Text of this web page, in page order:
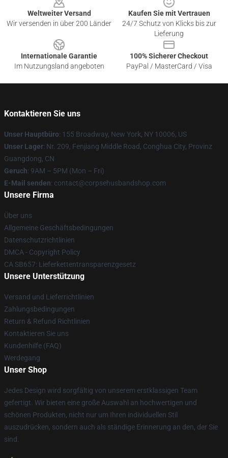
Weltweiter Versand
Wir versenden in über 200 Länder
Kaufen Sie mit Vertrauen
24/7 Schutz von Klicks bis zur
Lieferung
Internationale Garantie
Im Nutzungsland angeboten
100% Sicherer Checkout
PayPal / MasterCard / Visa
Kontaktieren Sie uns
Unser Hauptbüro: 155 Broadway, New York, NY 10006, US
Unser Lager: Nr. 209, Fenjiang Middle Road, Conghua City, Provinz
Guangdong, CN
Geruch: 9AM – 5PM (Mon – Fri)
E-Mail senden: contact@corpsehusbandshop.com
Unsere Firma
Über uns
Allgemeine Geschäftsbedingungen
Datenschutzrichtlinien
DMCA - Copyright Policy
CA SB657: Lieferkettentransparenzgesetz
Unsere Unterstützung
Versand und Lieferrichtlinien
Zahlungsbedingungen
Return & Refund Richtlinien
Kontaktieren Sie uns
Kundenhilfe (FAQ)
Werdegang
Unser Shop
Jedes Design wird sorgfältig von unserem erstklassigen Team
gefertigt. Wir bieten eine große Auswahl an hochwertigen und
schönen Produkten, nicht nur um Ihren individuellen Stil
auszudrücken, sondern auch als ständige Erinnerung an den, der Sie
sind.